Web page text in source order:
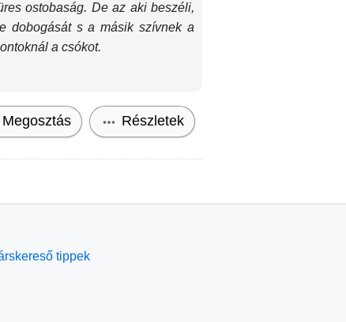
ostobaság. De az aki beszéli,
dobogását s a másik szívnek a
a csókot.
Megosztás Részletek
tippek